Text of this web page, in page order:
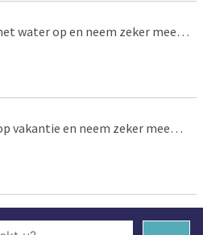
water op en neem zeker mee…
vakantie en neem zeker mee…